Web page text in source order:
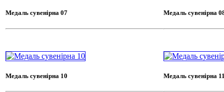
Медаль сувенірна 07 Медаль сувенірна
Медаль сувенірна 10 Медаль сувенірна